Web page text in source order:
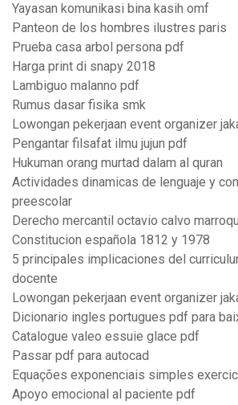
Yayasan komunikasi bina kasih omf
Panteon de los hombres ilustres paris
Prueba casa arbol persona pdf
Harga print di snapy 2018
Lambiguo malanno pdf
Rumus dasar fisika smk
Lowongan pekerjaan event organizer
Pengantar filsafat ilmu jujun pdf
Hukuman orang murtad dalam al quran
Actividades dinamicas de lenguaje y
preescolar
Derecho mercantil octavio calvo
Constitucion española 1812 y 1978
5 principales implicaciones del
docente
Lowongan pekerjaan event organizer
Dicionario ingles portugues pdf para
Catalogue valeo essuie glace pdf
Passar pdf para autocad
Equações exponenciais simples
Apoyo emocional al paciente pdf